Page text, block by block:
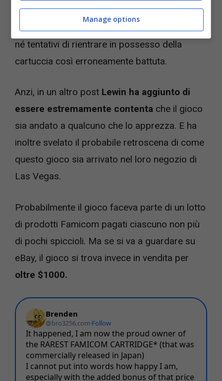
messo le etichette del prezzo. Nessuna brutta
parola né nei confronti del proprio impiegato
né tentativi di rientrare in possesso della
cartuccia così erroneamente battuta.
Anzi, in un altro post Lewin ha aggiunto di
essere estremamente contenta che il gioco
sia andato a qualcuno che lo apprezza. E ha
inoltre svelato il probabile retroscena di come
questo gioco sia arrivato nel loro negozio di
Las Vegas.
Probabilmente il gioco faceva parte di un lotto
di prodotti Famicom pagati ciascuno non più
di pochi spiccioli. Ma se si va a guardare su
eBay, il gioco si trova invece in vendita per
oltre $1000.
Manage options